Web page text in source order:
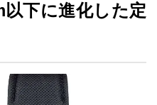
下に進化した定